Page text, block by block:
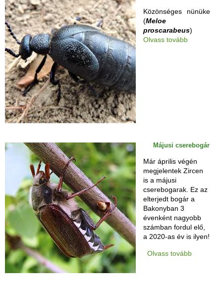
Közönséges nünüke
(Meloe
proscarabeus)
Olvass tovább
Májusi cserebogár
Már április végén
megjelentek Zircen
is a májusi
cserebogarak. Ez az
elterjedt bogár a
Bakonyban 3
évenként nagyobb
számban fordul elő,
a 2020-as év is ilyen!
Olvass tovább